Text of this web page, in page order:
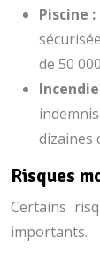
Piscine :
de 50
dizaines
Risques
Certains
importants.